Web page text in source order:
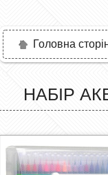
Головна
НАБІР